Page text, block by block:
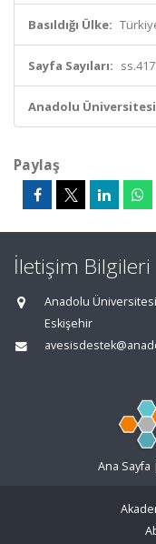
Basıldığı Ülke:
Sayfa Sayıları: ss.417
Anadolu
Paylaş
İletişim Bilgileri
Anadolu
Eskişehir
Ana Sayfa